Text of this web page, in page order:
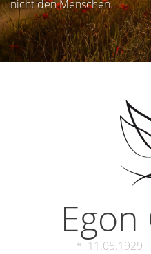
nicht den Menschen.
11.05.1929